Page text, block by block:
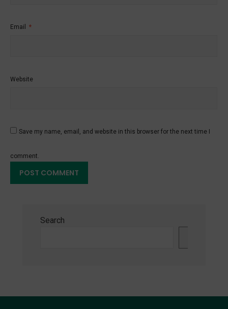
Email *
Website
Save my name, email, and website in this browser for the next time I
comment.
Search